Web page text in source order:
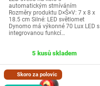
automatickým stmíváním
Rozměry produktu D×Š×V: 7 x 8 x
18.5 cm Silné: LED světlomet
Dynomo má výkonné 70 Lux LED s
integrovanou funkcí…
5 kusů skladem
Skoro za polovic